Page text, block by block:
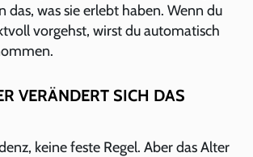
das, was sie erlebt haben. Wenn du
vorgehst, wirst du automatisch
VERÄNDERT SICH DAS
keine feste Regel. Aber das Alter